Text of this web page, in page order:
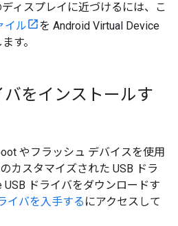
ィスプレイに近づけるには、こ
イル
を Android Virtual Device
ます。
をインストールす
やフラッシュ デバイスを使用
カスタマイズされた USB ドラ
USB ドライバをダウンロードす
イバを入手する にアクセスして